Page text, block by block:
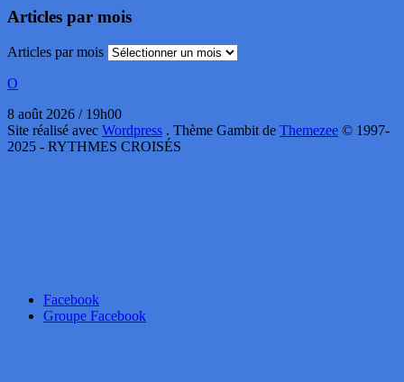
Articles par mois
Articles par mois
O
8 août 2026 / 19h00
Site réalisé avec Wordpress . Thème Gambit de Themezee © 1997-
2025 - RYTHMES CROISÉS
Facebook
Groupe Facebook